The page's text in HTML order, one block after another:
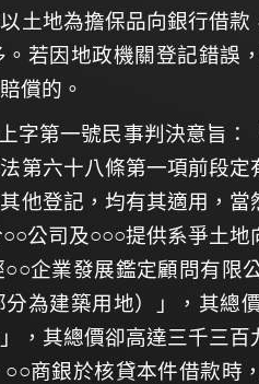
土地為擔保品向銀行借
若因地政機關登記錯誤
償的。
字第一號民事判決意旨
第六十八條第一項前段
他登記，均有其適用，
○○公司及○○○提供系爭土
企業發展鑑定顧問有限
為建築用地）」，其總
，其總價卻高達三千三
商銀於核貸本件借款時